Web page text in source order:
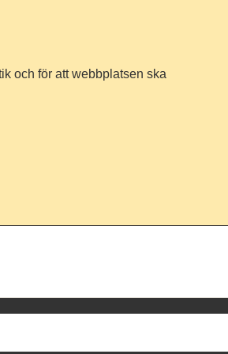
och för att webbplatsen ska